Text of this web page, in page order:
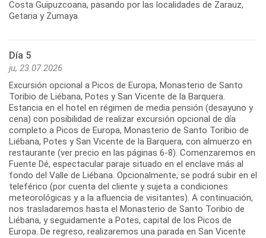
Costa Guipuzcoana, pasando por las localidades de Zarauz,
Día 5
ju, 23.07.2026
Excursión opcional a Picos de Europa, Monasterio de Santo
Toribio de Liébana, Potes y San Vicente de la Barquera.
Estancia en el hotel en régimen de media pensión (desayuno y
cena) con posibilidad de realizar excursión opcional de día
completo a Picos de Europa, Monasterio de Santo Toribio de
Liébana, Potes y San Vicente de la Barquera, con almuerzo en
restaurante (ver precio en las páginas 6-8). Comenzaremos en
Fuente Dé, espectacular paraje situado en el enclave más al
fondo del Valle de Liébana. Opcionalmente, se podrá subir en el
teleférico (por cuenta del cliente y sujeta a condiciones
meteorológicas y a la afluencia de visitantes). A continuación,
nos trasladaremos hasta el Monasterio de Santo Toribio de
Liébana, y seguidamente a Potes, capital de los Picos de
Europa. De regreso, realizaremos una parada en San Vicente